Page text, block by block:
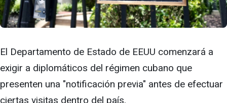
El Departamento de Estado de EEUU comenzará a
exigir a diplomáticos del régimen cubano que
presenten una "notificación previa" antes de efectuar
ciertas visitas dentro del país.